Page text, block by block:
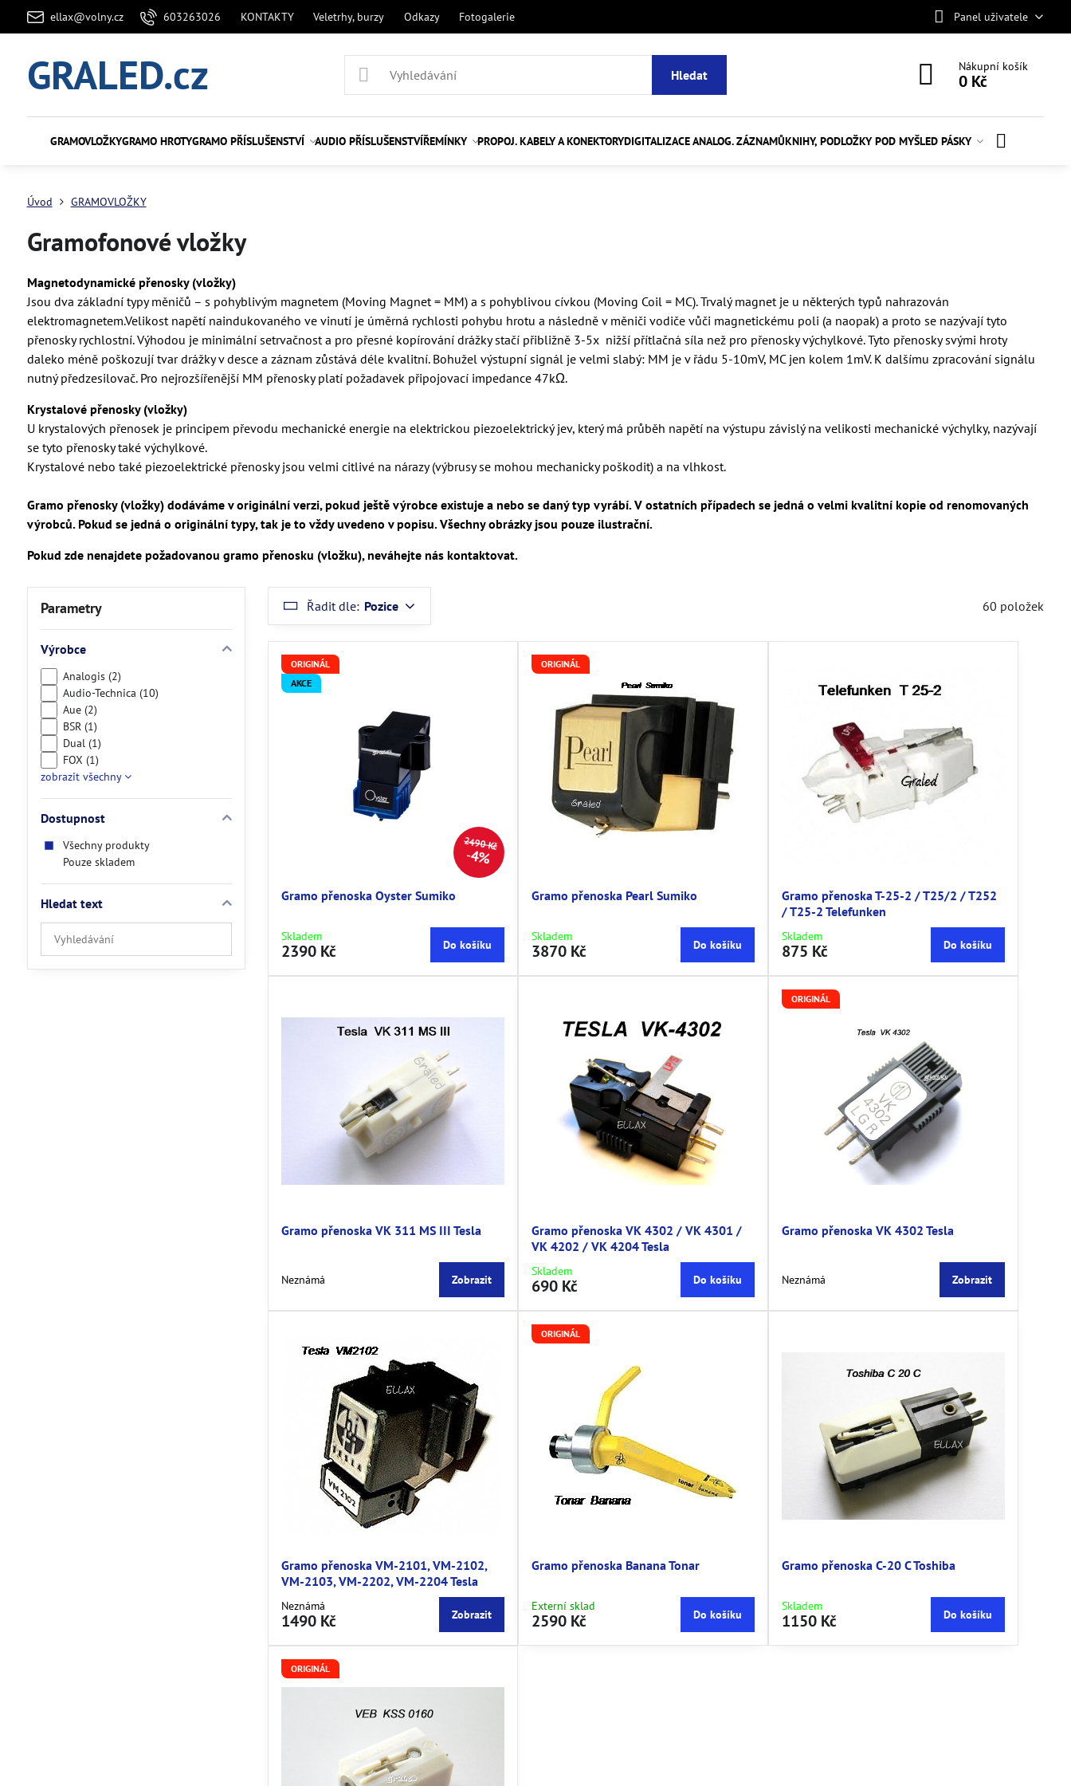
ellax@volny.cz 603263026 KONTAKTY Veletrhy, burzy Odkazy Fotogalerie Panel uživatele
GRALED.cz Hledat
Nákupní košík
0 Kč
GRAMOVLOŽKYGRAMO HROTYGRAMO PŘÍSLUŠENSTVÍ AUDIO PŘÍSLUŠENSTVÍŘEMÍNKY PROPOJ. KABELY A KONEKTORYDIGITALIZACE ANALOG. ZÁZNAMŮKNIHY, PODLOŽKY POD MYŠLED PÁSKY
Úvod GRAMOVLOŽKY
Gramofonové vložky
Magnetodynamické přenosky (vložky)
Jsou dva základní typy měničů – s pohyblivým magnetem (Moving Magnet = MM) a s pohyblivou cívkou (Moving Coil = MC). Trvalý magnet je u některých typů nahrazován
elektromagnetem.Velikost napětí naindukovaného ve vinutí je úměrná rychlosti pohybu hrotu a následně v měniči vodiče vůči magnetickému poli (a naopak) a proto se nazývají tyto
přenosky rychlostní. Výhodou je minimální setrvačnost a pro přesné kopírování drážky stačí přibližně 3-5x nižší přítlačná síla než pro přenosky výchylkové. Tyto přenosky svými hroty
daleko méně poškozují tvar drážky v desce a záznam zůstává déle kvalitní. Bohužel výstupní signál je velmi slabý: MM je v řádu 5-10mV, MC jen kolem 1mV. K dalšímu zpracování signálu
nutný předzesilovač. Pro nejrozšířenější MM přenosky platí požadavek připojovací impedance 47kΩ.
Krystalové přenosky (vložky)
U krystalových přenosek je principem převodu mechanické energie na elektrickou piezoelektrický jev, který má průběh napětí na výstupu závislý na velikosti mechanické výchylky, nazývají
se tyto přenosky také výchylkové.
Krystalové nebo také piezoelektrické přenosky jsou velmi citlivé na nárazy (výbrusy se mohou mechanicky poškodit) a na vlhkost.
Gramo přenosky (vložky) dodáváme v originální verzi, pokud ještě výrobce existuje a nebo se daný typ vyrábí. V ostatních případech se jedná o velmi kvalitní kopie od renomovaných
výrobců. Pokud se jedná o originální typy, tak je to vždy uvedeno v popisu. Všechny obrázky jsou pouze ilustrační.
Pokud zde nenajdete požadovanou gramo přenosku (vložku), neváhejte nás kontaktovat.
Řadit dle: Pozice 60 položek
2490 Kč
4%
ORIGINÁL
AKCE
Gramo přenoska Oyster Sumiko
Skladem
2390 Kč Do košíku
ORIGINÁL
Gramo přenoska Pearl Sumiko
Skladem
3870 Kč Do košíku
Gramo přenoska T-25-2 / T25/2 / T252
/ T25-2 Telefunken
Skladem
875 Kč Do košíku
Gramo přenoska VK 311 MS III Tesla
Neznámá Zobrazit
Gramo přenoska VK 4302 / VK 4301 /
VK 4202 / VK 4204 Tesla
Skladem
690 Kč Do košíku
ORIGINÁL
Gramo přenoska VK 4302 Tesla
Neznámá Zobrazit
Gramo přenoska VM-2101, VM-2102,
VM-2103, VM-2202, VM-2204 Tesla
Neznámá
1490 Kč Zobrazit
ORIGINÁL
Gramo přenoska Banana Tonar
Externí sklad
2590 Kč Do košíku
Gramo přenoska C-20 C Toshiba
Skladem
1150 Kč Do košíku
ORIGINÁL
Parametry
Výrobce
Analogis (2)
Audio-Technica (10)
Aue (2)
BSR (1)
Dual (1)
FOX (1)
zobrazit všechny
Dostupnost
Všechny produkty
Pouze skladem
Hledat text
Prohledat
výsledky
filtru